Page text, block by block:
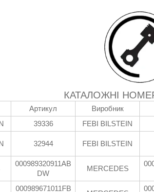
КАТАЛОЖНІ
Артикул Виробник
39336 FEBI BILSTEIN
32944 FEBI BILSTEIN
000989320911AB
DW
MERCEDES
000989671011FB